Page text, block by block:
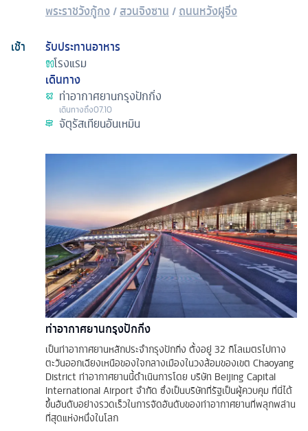
พระราชวังกู้กง/สวนจิงซาน /ถนนหวังฝูจิ่ง
เช้า
รับประทานอาหาร
โรงแรม
เดินทาง
ท่าอากาศยานกรุงปักกิ่ง
เดินทางถึง07.10
จัตุรัสเทียนอันเหมิน
ท่าอากาศยานกรุงปักกิ่ง
เป็นท่าอากาศยานหลักประจำกรุงปักกิ่ง ตั้งอยู่ 32 กิโลเมตรไปทาง
ตะวันออกเฉียงเหนือของใจกลางเมืองในวงล้อมของเขต Chaoyang
District ท่าอากาศยานนี้ดำเนินการโดย บริษัท Beijing Capital
International Airport จำกัด ซึ่งเป็นบริษัทที่รัฐเป็นผู้ควบคุม ที่นี่ได้
ขึ้นอันดับอย่างรวดเร็วในการจัดอันดับของท่าอากาศยานที่พลุกพล่าน
ที่สุดแห่งหนึ่งในโลก